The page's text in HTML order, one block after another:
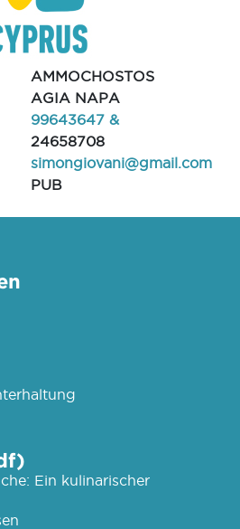
AMMOCHOSTOS
AGIA NAPA
99643647 &
24658708
simongiovani@gmail.com
PUB
Ein kulinarischer